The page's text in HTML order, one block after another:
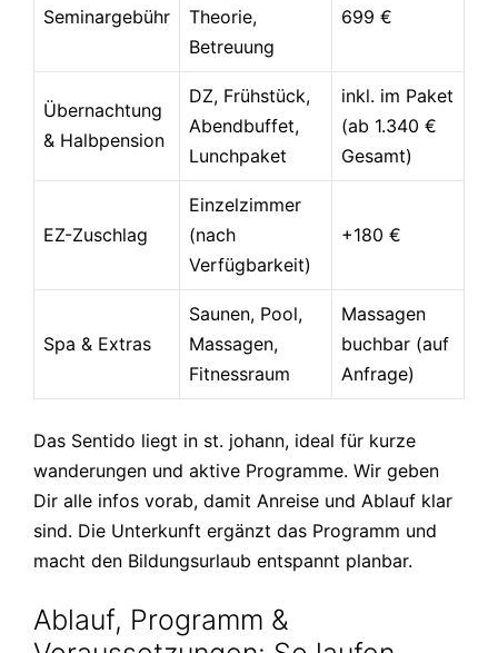
Seminargebühr
Theorie,
Betreuung
699 €
Übernachtung
& Halbpension
DZ, Frühstück,
Abendbuffet,
Lunchpaket
inkl. im Paket
(ab 1.340 €
Gesamt)
EZ-Zuschlag
Einzelzimmer
(nach
Verfügbarkeit)
+180 €
Spa & Extras
Saunen, Pool,
Massagen,
Fitnessraum
Massagen
buchbar (auf
Anfrage)
Das Sentido liegt in st. johann, ideal für kurze
wanderungen und aktive Programme. Wir geben
Dir alle infos vorab, damit Anreise und Ablauf klar
sind. Die Unterkunft ergänzt das Programm und
macht den Bildungsurlaub entspannt planbar.
Ablauf, Programm &